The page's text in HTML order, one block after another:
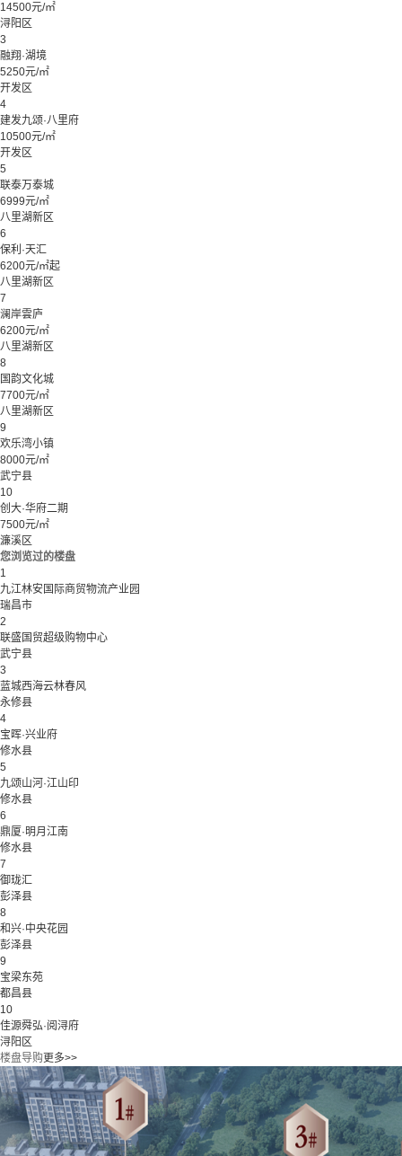
14500元/㎡
浔阳区
3
融翔·湖境
5250元/㎡
开发区
4
建发九颂·八里府
10500元/㎡
开发区
5
联泰万泰城
6999元/㎡
八里湖新区
6
保利·天汇
6200元/㎡起
八里湖新区
7
澜岸雲庐
6200元/㎡
八里湖新区
8
国韵文化城
7700元/㎡
八里湖新区
9
欢乐湾小镇
8000元/㎡
武宁县
10
创大·华府二期
7500元/㎡
濂溪区
您浏览过的楼盘
1
九江林安国际商贸物流产业园
瑞昌市
2
联盛国贸超级购物中心
武宁县
3
蓝城西海云林春风
永修县
4
宝晖·兴业府
修水县
5
九颂山河·江山印
修水县
6
鼎厦·明月江南
修水县
7
御珑汇
彭泽县
8
和兴·中央花园
彭泽县
9
宝梁东苑
都昌县
10
佳源舜弘·阅浔府
浔阳区
楼盘导购更多>>